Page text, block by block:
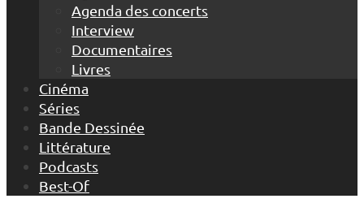
Agenda des concerts
Interview
Documentaires
Livres
Cinéma
Séries
Bande Dessinée
Littérature
Podcasts
Best-Of